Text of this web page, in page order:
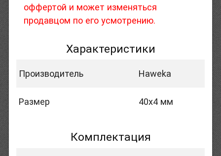
оффертой и может изменяться
продавцом по его усмотрению.
Характеристики
Производитель Haweka
Размер 40х4 мм
Комплектация